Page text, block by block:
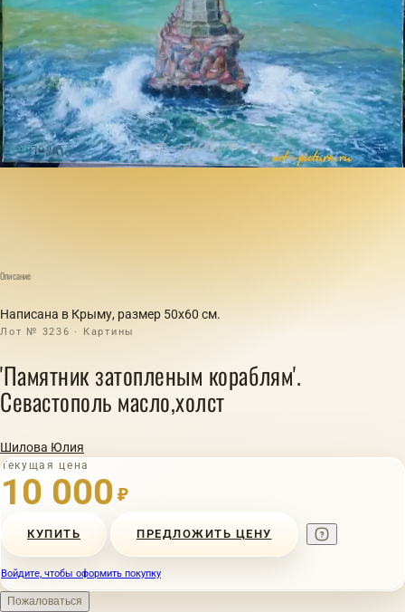
Описание
Написана в Крыму, размер 50х60 см.
Лот № 3236 · Картины
'Памятник затопленым кораблям'.
Севастополь масло,холст
Шилова Юлия
Текущая цена
10 000 ₽
КУПИТЬ ПРЕДЛОЖИТЬ ЦЕНУ
Войдите, чтобы оформить покупку
Пожаловаться